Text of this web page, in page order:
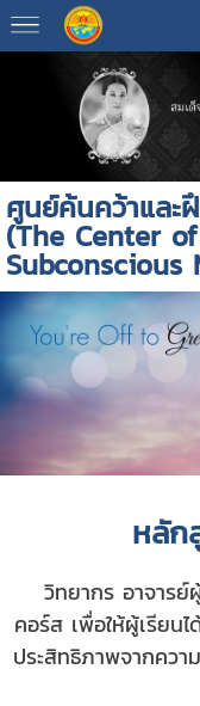
ศูนย์ค้นคว้าและ
(The Center
Subconscious
หลัก
วิทยากร อาจาร
คอร์ส เพื่อให้ผู้เรียน
ประสิทธิภาพจากคว